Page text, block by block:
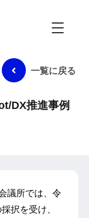
一覧に戻る
DX推進事例
議所では、令
択を受け、